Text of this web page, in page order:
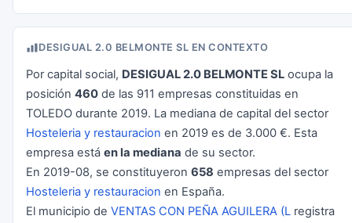
DESIGUAL 2.0 BELMONTE SL EN CONTEXTO
Por capital social, DESIGUAL 2.0 BELMONTE SL ocupa la
posición 460 de las 911 empresas constituidas en
TOLEDO durante 2019. La mediana de capital del sector
Hosteleria y restauracion en 2019 es de 3.000 €. Esta
empresa está en la mediana de su sector.
En 2019-08, se constituyeron 658 empresas del sector
Hosteleria y restauracion en España.
El municipio de VENTAS CON PEÑA AGUILERA (L registra